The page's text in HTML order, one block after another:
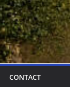
CONTACT